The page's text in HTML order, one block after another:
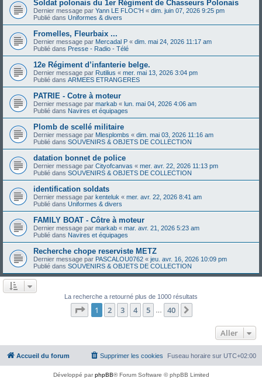
Soldat polonais du 1er Régiment de Chasseurs Polonais
Dernier message par Yann LE FLOC'H « dim. juin 07, 2026 9:25 pm
Publié dans Uniformes & divers
Fromelles, Fleurbaix ...
Dernier message par Mercadal P « dim. mai 24, 2026 11:17 am
Publié dans Presse - Radio - Télé
12e Régiment d’infanterie belge.
Dernier message par Rutilius « mer. mai 13, 2026 3:04 pm
Publié dans ARMEES ETRANGERES
PATRIE - Cotre à moteur
Dernier message par markab « lun. mai 04, 2026 4:06 am
Publié dans Navires et équipages
Plomb de scellé militaire
Dernier message par Mlesplombs « dim. mai 03, 2026 11:16 am
Publié dans SOUVENIRS & OBJETS DE COLLECTION
datation bonnet de police
Dernier message par Cityofcanvas « mer. avr. 22, 2026 11:13 pm
Publié dans SOUVENIRS & OBJETS DE COLLECTION
identification soldats
Dernier message par kenteluk « mer. avr. 22, 2026 8:41 am
Publié dans Uniformes & divers
FAMILY BOAT - Côtre à moteur
Dernier message par markab « mar. avr. 21, 2026 5:23 am
Publié dans Navires et équipages
Recherche chope reserviste METZ
Dernier message par PASCALOU0762 « jeu. avr. 16, 2026 10:09 pm
Publié dans SOUVENIRS & OBJETS DE COLLECTION
La recherche a retourné plus de 1000 résultats
Page 1sur40
1 2 3 4 5 40
Aller
Accueil du forum Fuseau horaire sur UTC+02:00
Supprimer les cookies
Développé parphpBB® Forum Software © phpBB Limited